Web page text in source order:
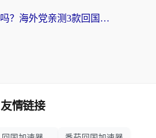
穿梭和快喵好用吗？海外党亲测3款回国加速器，附日本回国VPN避坑指南
友情链接